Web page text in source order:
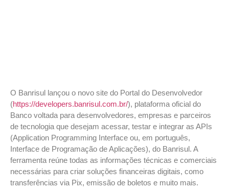
O Banrisul lançou o novo site do Portal do Desenvolvedor
(https://developers.banrisul.com.br/), plataforma oficial do
Banco voltada para desenvolvedores, empresas e parceiros
de tecnologia que desejam acessar, testar e integrar as APIs
(Application Programming Interface ou, em português,
Interface de Programação de Aplicações), do Banrisul. A
ferramenta reúne todas as informações técnicas e comerciais
necessárias para criar soluções financeiras digitais, como
transferências via Pix, emissão de boletos e muito mais.